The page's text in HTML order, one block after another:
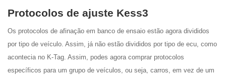
Protocolos de ajuste Kess3
Os protocolos de afinação em banco de ensaio estão agora divididos
por tipo de veículo. Assim, já não estão divididos por tipo de ecu, como
acontecia no K-Tag. Assim, podes agora comprar protocolos
específicos para um grupo de veículos, ou seja, carros, em vez de um